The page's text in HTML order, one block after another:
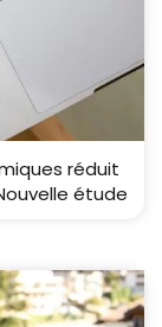
réduit
étude